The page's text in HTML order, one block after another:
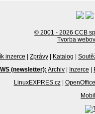
© 2001 - 2026 CCB
Tvorba
inzerce | Zprávy | Katalog |
(newsletter): Archiv | Inzerce |
LinuxEXPRES.cz |